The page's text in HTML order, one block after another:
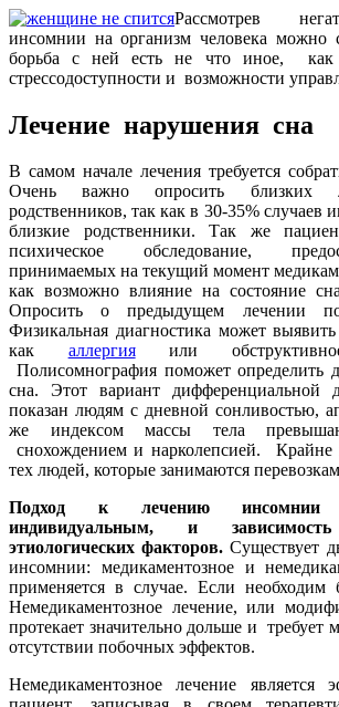
Рассмотрев
инсомнии на организм человека можно
борьба с ней есть не что иное, как
стрессодоступности и возможности
Лечение нарушения сна
В самом начале лечения требуется
Очень важно опросить близких
родственников, так как в 30-35% случаев
близкие родственники. Так же
психическое обследование,
принимаемых на текущий момент
как возможно влияние на состояние
Опросить о предыдущем лечении
Физикальная диагностика может выявить
как аллергияили
Полисомнография поможет определить
сна. Этот вариант дифференциальной
показан людям с дневной сонливостью,
же индексом массы тела
снохождением и нарколепсией. Крайне
тех людей, которые занимаются
Подход к лечению
индивидуальным, и
этиологических факторов. Существует
инсомнии: медикаментозное и
применяется в случае. Если необходим
Немедикаментозное лечение, или
протекает значительно дольше и требует
отсутствии побочных эффектов.
Немедикаментозное лечение является